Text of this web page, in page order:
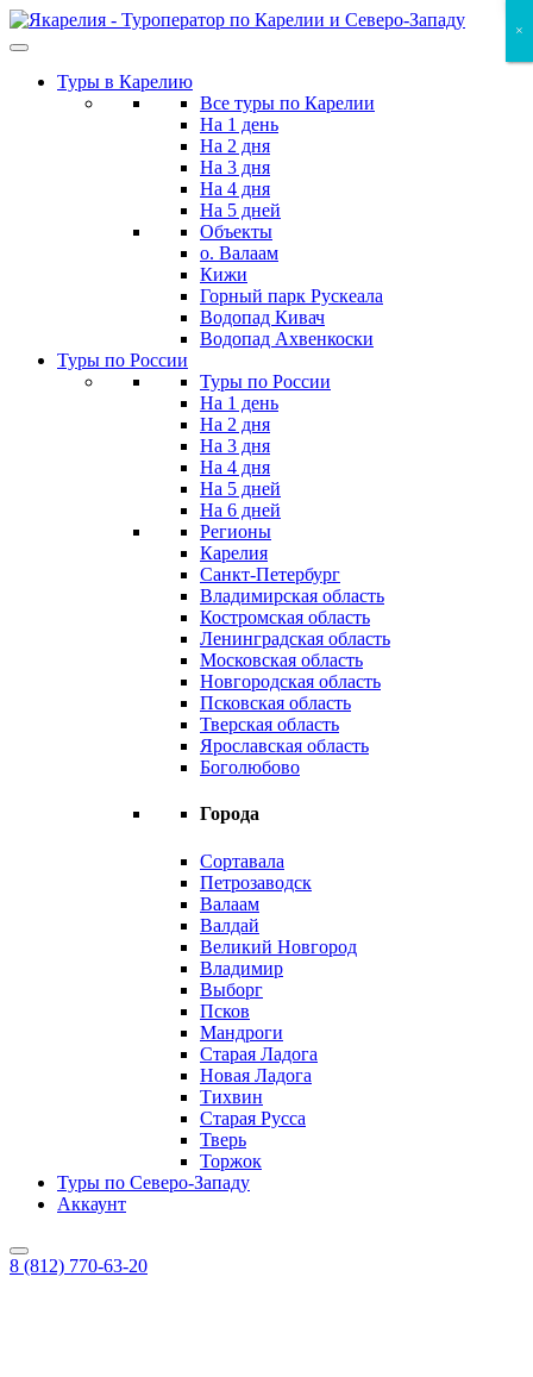
Skip
to
contentТуры в Карелию
Все туры по Карелии
На 1 день
На 2 дня
На 3 дня
На 4 дня
На 5 дней
Объекты
о. Валаам
Кижи
Горный парк Рускеала
Водопад Кивач
Водопад Ахвенкоски
Туры по России
Туры по России
На 1 день
На 2 дня
На 3 дня
На 4 дня
На 5 дней
На 6 дней
Регионы
Карелия
Санкт-Петербург
Владимирская область
Костромская область
Ленинградская область
Московская область
Новгородская область
Псковская область
Тверская область
Ярославская область
Боголюбово
Города
Сортавала
Петрозаводск
Валаам
Валдай
Великий Новгород
Владимир
Выборг
Псков
Мандроги
Старая Ладога
Новая Ладога
Тихвин
Старая Русса
Тверь
Торжок
Туры по Северо-Западу
Аккаунт
8 (812) 770-63-20
×
×
×